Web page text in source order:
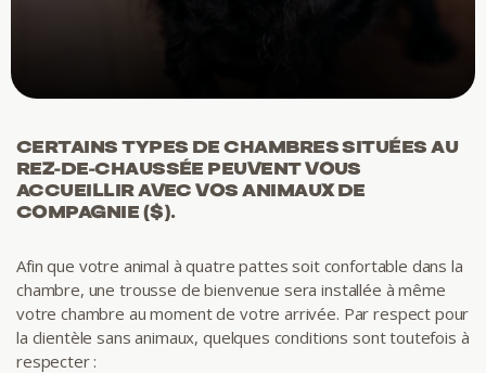
CERTAINS TYPES DE CHAMBRES SITUÉES AU
REZ-DE-CHAUSSÉE PEUVENT VOUS
ACCUEILLIR AVEC VOS ANIMAUX DE
COMPAGNIE ($).
Afin que votre animal à quatre pattes soit confortable dans la
chambre, une trousse de bienvenue sera installée à même
votre chambre au moment de votre arrivée. Par respect pour
la clientèle sans animaux, quelques conditions sont toutefois à
respecter :